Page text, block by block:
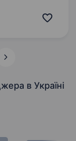
клуб,
в Україні